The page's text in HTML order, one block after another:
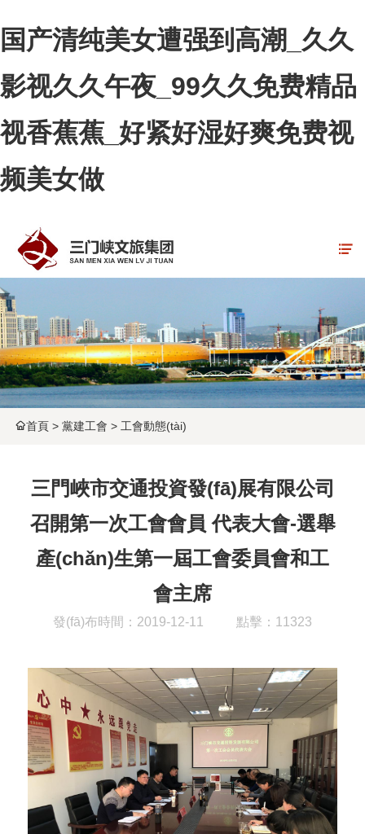
国产清纯美女遭强到高潮_久久
影视久久午夜_99久久免费精品
视香蕉蕉_好紧好湿好爽免费视
频美女做
首頁> 黨建工會 > 工會動態(tài)
三門峽市交通投資發(fā)展有限公司
召開第一次工會會員 代表大會-選舉
產(chǎn)生第一屆工會委員會和工
會主席
發(fā)布時間：2019-12-11 點擊：11323